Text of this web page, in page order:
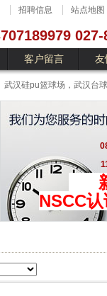
招聘信息 站点地图
客户留言 友
汉硅pu篮球场，武汉台
新
NSCC